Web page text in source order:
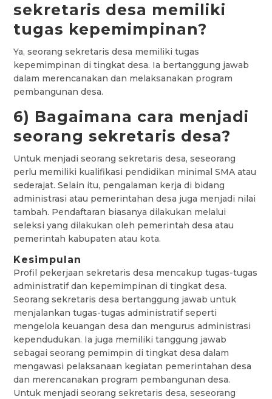
sekretaris desa memiliki
tugas kepemimpinan?
Ya, seorang sekretaris desa memiliki tugas
kepemimpinan di tingkat desa. Ia bertanggung jawab
dalam merencanakan dan melaksanakan program
pembangunan desa.
6) Bagaimana cara menjadi
seorang sekretaris desa?
Untuk menjadi seorang sekretaris desa, seseorang
perlu memiliki kualifikasi pendidikan minimal SMA atau
sederajat. Selain itu, pengalaman kerja di bidang
administrasi atau pemerintahan desa juga menjadi nilai
tambah. Pendaftaran biasanya dilakukan melalui
seleksi yang dilakukan oleh pemerintah desa atau
pemerintah kabupaten atau kota.
Kesimpulan
Profil pekerjaan sekretaris desa mencakup tugas-tugas
administratif dan kepemimpinan di tingkat desa.
Seorang sekretaris desa bertanggung jawab untuk
menjalankan tugas-tugas administratif seperti
mengelola keuangan desa dan mengurus administrasi
kependudukan. Ia juga memiliki tanggung jawab
sebagai seorang pemimpin di tingkat desa dalam
mengawasi pelaksanaan kegiatan pemerintahan desa
dan merencanakan program pembangunan desa.
Untuk menjadi seorang sekretaris desa, seseorang